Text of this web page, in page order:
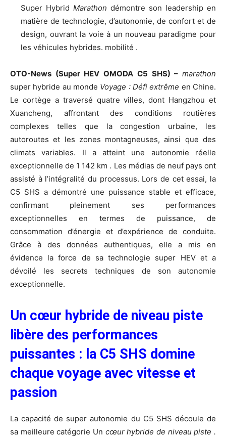
Super Hybrid Marathon démontre son leadership en
matière de technologie, d’autonomie, de confort et de
design, ouvrant la voie à un nouveau paradigme pour
les véhicules hybrides. mobilité .
OTO-News (Super HEV OMODA C5 SHS) – marathon
super hybride au monde Voyage : Défi extrême en Chine.
Le cortège a traversé quatre villes, dont Hangzhou et
Xuancheng, affrontant des conditions routières
complexes telles que la congestion urbaine, les
autoroutes et les zones montagneuses, ainsi que des
climats variables. Il a atteint une autonomie réelle
exceptionnelle de 1 142 km . Les médias de neuf pays ont
assisté à l’intégralité du processus. Lors de cet essai, la
C5 SHS a démontré une puissance stable et efficace,
confirmant pleinement ses performances
exceptionnelles en termes de puissance, de
consommation d’énergie et d’expérience de conduite.
Grâce à des données authentiques, elle a mis en
évidence la force de sa technologie super HEV et a
dévoilé les secrets techniques de son autonomie
exceptionnelle.
Un cœur hybride de niveau piste
libère des performances
puissantes : la C5 SHS domine
chaque voyage avec vitesse et
passion
La capacité de super autonomie du C5 SHS découle de
sa meilleure catégorie Un cœur hybride de niveau piste .